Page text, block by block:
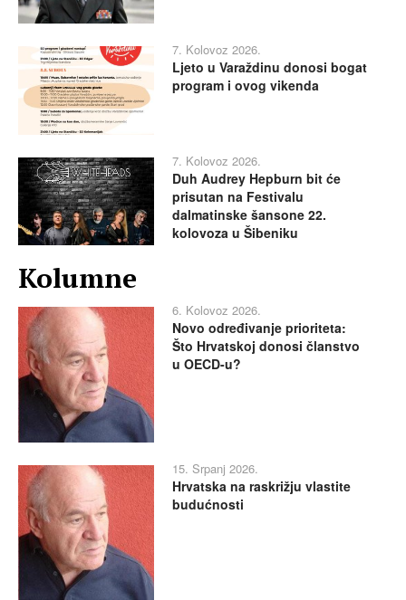
7. Kolovoz 2026.
Ljeto u Varaždinu donosi bogat
program i ovog vikenda
7. Kolovoz 2026.
Duh Audrey Hepburn bit će
prisutan na Festivalu
dalmatinske šansone 22.
kolovoza u Šibeniku
Kolumne
6. Kolovoz 2026.
Novo određivanje prioriteta:
Što Hrvatskoj donosi članstvo
u OECD-u?
15. Srpanj 2026.
Hrvatska na raskrižju vlastite
budućnosti